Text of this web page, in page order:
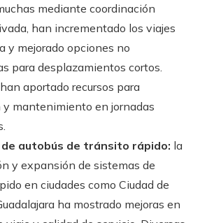
mediante coordinación
han incrementado los viajes
y mejorado opciones no
para desplazamientos cortos.
aportado recursos para
y mantenimiento en jornadas
autobús de tránsito rápido: la
y expansión de sistemas de
en ciudades como Ciudad de
ha mostrado mejoras en